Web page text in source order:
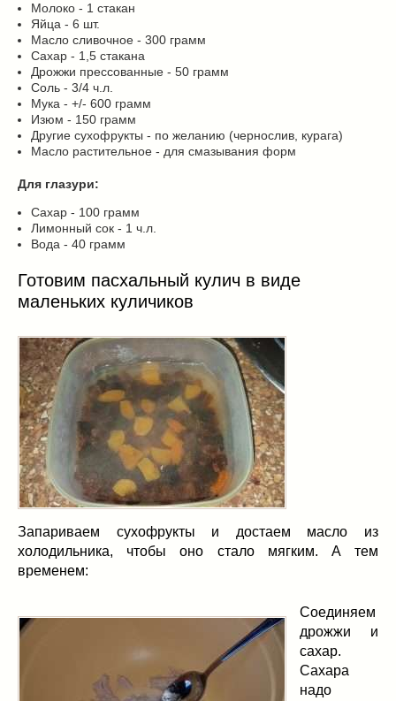
Молоко - 1 стакан
Яйца - 6 шт.
Масло сливочное - 300 грамм
Сахар - 1,5 стакана
Дрожжи прессованные - 50 грамм
Соль - 3/4 ч.л.
Мука - +/- 600 грамм
Изюм - 150 грамм
Другие сухофрукты - по желанию (чернослив, курага)
Масло растительное - для смазывания форм
Для глазури:
Сахар - 100 грамм
Лимонный сок - 1 ч.л.
Вода - 40 грамм
Готовим пасхальный кулич в виде
маленьких куличиков
Запариваем сухофрукты и достаем масло из
холодильника, чтобы оно стало мягким. А тем
временем:
Соединяем
дрожжи и
сахар.
Сахара
надо